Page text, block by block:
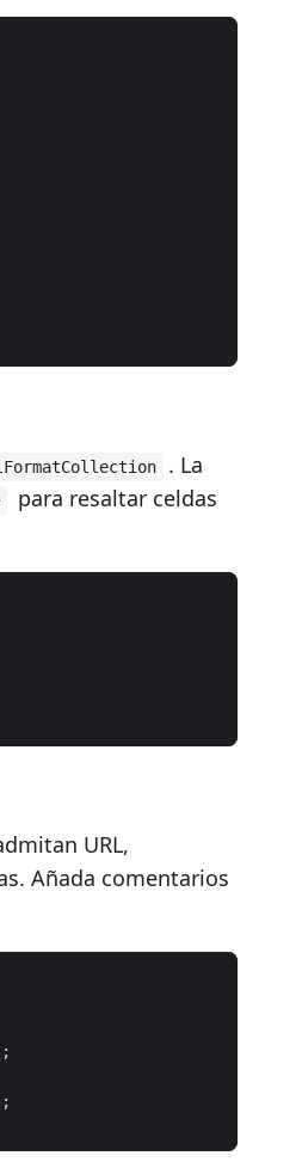
. La
para resaltar celdas
URL,
Añada comentarios